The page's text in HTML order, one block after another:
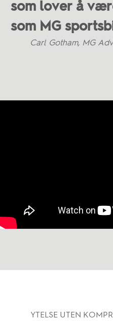
som lover å
som MG
Carl Gotham, MG
YTELSE UTEN